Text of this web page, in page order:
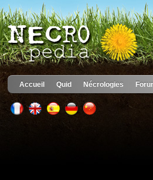
Accueil Quid Nécrologies